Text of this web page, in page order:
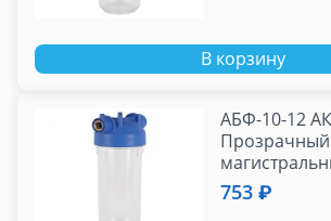
В корзину
АБФ-10-12
Прозрачный
SL10.
ЛАТУННАЯ
753 ₽